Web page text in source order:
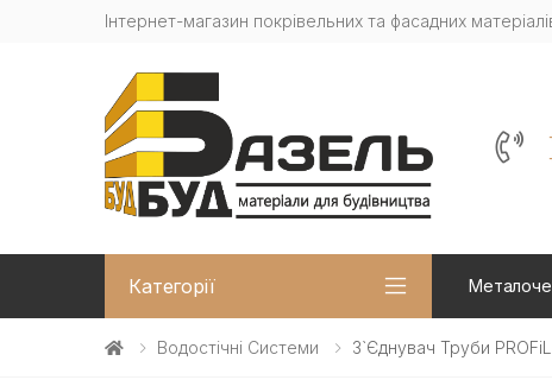
Інтернет-магазин покрівельних та фасадних
Категорії
Водостічні Системи З`єднувач Труби